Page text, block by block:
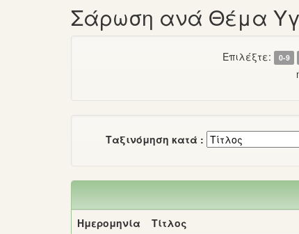
Σάρωση ανά Θέμα
Επιλέξτε: 0-9
Ταξινόμηση κατά :
Ημερομηνία
Τίτλος